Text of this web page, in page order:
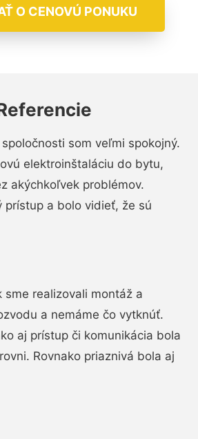
O CENOVÚ PONUKU
som veľmi spokojný.
elektroinštaláciu do bytu,
akýchkoľvek problémov.
prístup a bolo vidieť, že sú
sme realizovali montáž a
a nemáme čo vytknúť.
aj prístup či komunikácia bola
Rovnako priaznivá bola aj